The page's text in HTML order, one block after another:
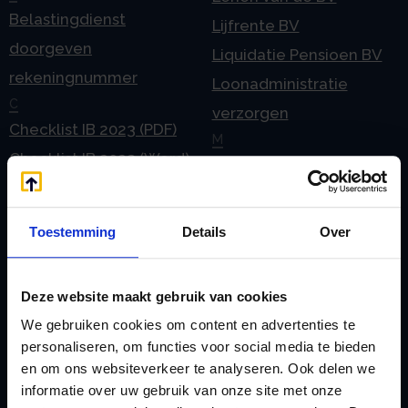
Toestemming Details Over
Deze website maakt gebruik van cookies
We gebruiken cookies om content en advertenties te
personaliseren, om functies voor social media te bieden
en om ons websiteverkeer te analyseren. Ook delen we
informatie over uw gebruik van onze site met onze
Belastingdienst
doorgeven
rekeningnummer
C
Checklist IB 2023 (PDF)
Checklist IB 2023 (Word)
Checklist IB 2024 (PDF)
Checklist IB 2025 (PDF)
Contact
eHerkenning voor uw
Stamrecht BV
Lijfrente BV
Liquidatie Pensioen BV
Loonadministratie
verzorgen
M
BV
Onzakelijke lening
Stamrecht BV
Oprichten BV door